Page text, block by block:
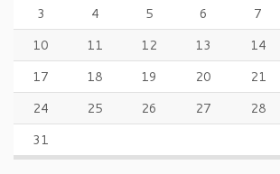
3
4 5 6 7
10
11 12 13 14
17
18 19 20 21
24
25 26 27 28
31